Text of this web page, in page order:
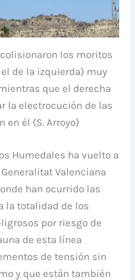
los moritos
de la izquierda) muy
que el derecha
la electrocución de las
en él (S. Arroyo)
Humedales ha vuelto a
Valenciana
han ocurrido las
la totalidad de los
por riesgo de
de esta línea
de tensión sin
y que están también